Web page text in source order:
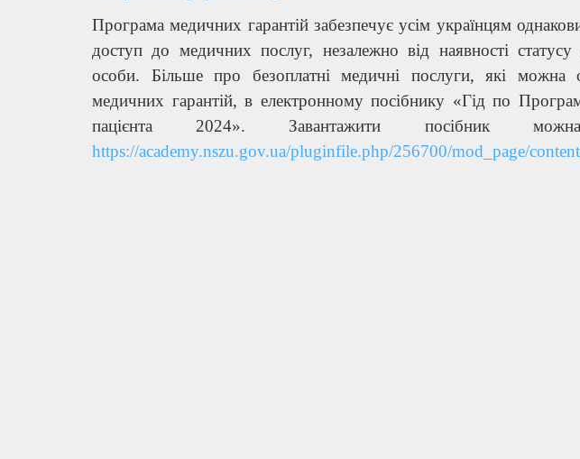
Програма медичних гарантій забезпечує усім українцям
доступ до медичних послуг, незалежно від наявності
особи. Більше про безоплатні медичні послуги, які
медичних гарантій, в електронному посібнику «Гід по
пацієнта 2024». Завантажити посібник
https://academy.nszu.gov.ua/pluginfile.php/256700/mod_page/